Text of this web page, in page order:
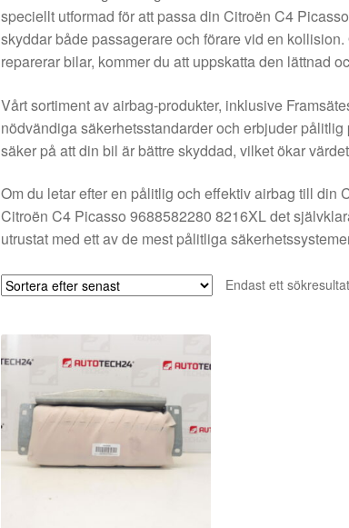
speciellt utformad för att passa din Citroën C4
skyddar både passagerare och förare vid en
reparerar bilar, kommer du att uppskatta den lättnad
Vårt sortiment av airbag-produkter, inklusive
nödvändiga säkerhetsstandarder och erbjuder
säker på att din bil är bättre skyddad, vilket ökar
Om du letar efter en pålitlig och effektiv airbag till din
Citroën C4 Picasso 9688582280 8216XL det
utrustat med ett av de mest pålitliga
Endast ett sökresultat